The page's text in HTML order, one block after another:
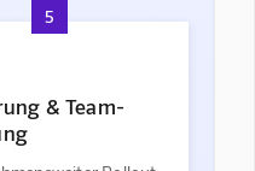
5
& Team-